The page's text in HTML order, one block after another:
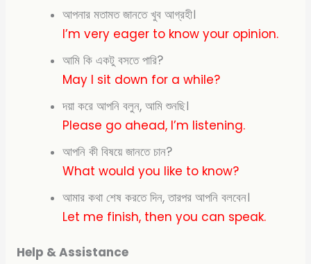
আপনার মতামত জানতে খুব আগ্রহী।
I’m very eager to know your opinion.
আমি কি একটু বসতে পারি?
May I sit down for a while?
দয়া করে আপনি বলুন, আমি শুনছি।
Please go ahead, I’m listening.
আপনি কী বিষয়ে জানতে চান?
What would you like to know?
আমার কথা শেষ করতে দিন, তারপর আপনি বলবেন।
Let me finish, then you can speak.
Help & Assistance